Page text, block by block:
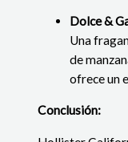
Dolce &
Una
de
ofrece un
Conclusión: